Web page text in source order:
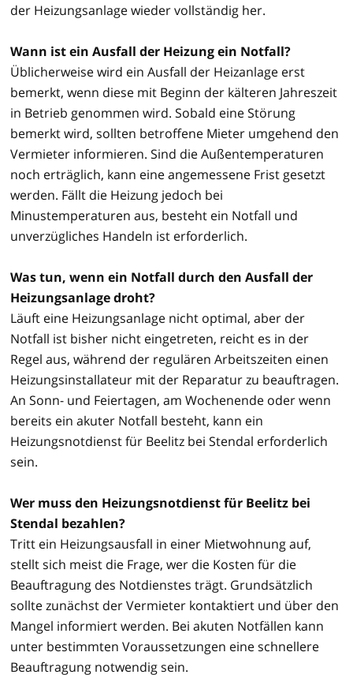
der Heizungsanlage wieder vollständig her.
Wann ist ein Ausfall der Heizung ein Notfall?
Üblicherweise wird ein Ausfall der Heizanlage erst
bemerkt, wenn diese mit Beginn der kälteren Jahreszeit
in Betrieb genommen wird. Sobald eine Störung
bemerkt wird, sollten betroffene Mieter umgehend den
Vermieter informieren. Sind die Außentemperaturen
noch erträglich, kann eine angemessene Frist gesetzt
werden. Fällt die Heizung jedoch bei
Minustemperaturen aus, besteht ein Notfall und
unverzügliches Handeln ist erforderlich.
Was tun, wenn ein Notfall durch den Ausfall der
Heizungsanlage droht?
Läuft eine Heizungsanlage nicht optimal, aber der
Notfall ist bisher nicht eingetreten, reicht es in der
Regel aus, während der regulären Arbeitszeiten einen
Heizungsinstallateur mit der Reparatur zu beauftragen.
An Sonn- und Feiertagen, am Wochenende oder wenn
bereits ein akuter Notfall besteht, kann ein
Heizungsnotdienst für Beelitz bei Stendal erforderlich
sein.
Wer muss den Heizungsnotdienst für Beelitz bei
Stendal bezahlen?
Tritt ein Heizungsausfall in einer Mietwohnung auf,
stellt sich meist die Frage, wer die Kosten für die
Beauftragung des Notdienstes trägt. Grundsätzlich
sollte zunächst der Vermieter kontaktiert und über den
Mangel informiert werden. Bei akuten Notfällen kann
unter bestimmten Voraussetzungen eine schnellere
Beauftragung notwendig sein.